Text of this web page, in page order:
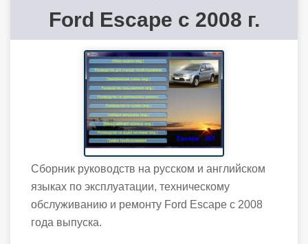
Ford Escape с 2008 г.
Сборник руководств на русском и английском
языках по эксплуатации, техническому
обслуживанию и ремонту Ford Escape с 2008
года выпуска.